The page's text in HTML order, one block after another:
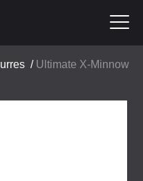
/ Ultimate X-Minnow